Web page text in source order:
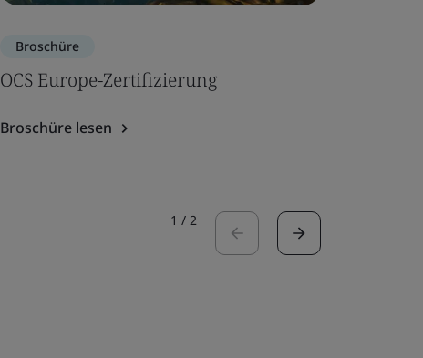
Broschüre
OCS Europe-Zertifizierung
Broschüre lesen
1 / 2